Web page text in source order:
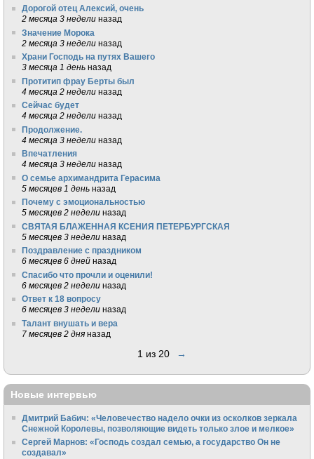
Дорогой отец Алексий, очень
2 месяца 3 недели назад
Значение Морока
2 месяца 3 недели назад
Храни Господь на путях Вашего
3 месяца 1 день назад
Протитип фрау Берты был
4 месяца 2 недели назад
Сейчас будет
4 месяца 2 недели назад
Продолжение.
4 месяца 3 недели назад
Впечатления
4 месяца 3 недели назад
О семье архимандрита Герасима
5 месяцев 1 день назад
Почему с эмоциональностью
5 месяцев 2 недели назад
СВЯТАЯ БЛАЖЕННАЯ КСЕНИЯ ПЕТЕРБУРГСКАЯ
5 месяцев 3 недели назад
Поздравление с праздником
6 месяцев 6 дней назад
Спасибо что прочли и оценили!
6 месяцев 2 недели назад
Ответ к 18 вопросу
6 месяцев 3 недели назад
Талант внушать и вера
7 месяцев 2 дня назад
1 из 20 →
Новые интервью
Дмитрий Бабич: «Человечество надело очки из осколков зеркала
Снежной Королевы, позволяющие видеть только злое и мелкое»
Сергей Марнов: «Господь создал семью, а государство Он не
создавал»